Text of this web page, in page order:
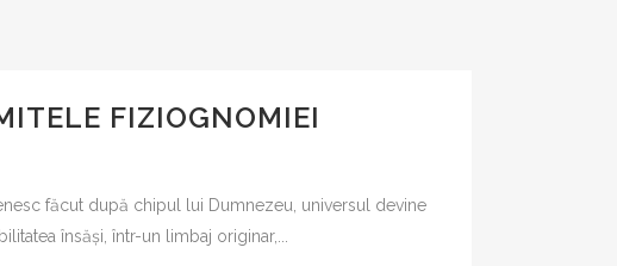
FIZIOGNOMIEI
făcut după chipul lui Dumnezeu, universul devine
însăși, într-un limbaj originar,...